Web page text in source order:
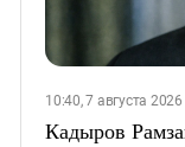
10:40, 7 августа 2026
Кадыров